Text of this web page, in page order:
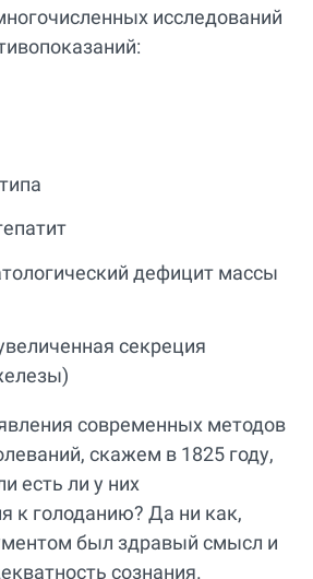
исследований
дефицит массы
секреция
современных методов
скажем в 1825 году,
есть ли у них
к голоданию? Да ни как,
был здравый смысл и
сознания.